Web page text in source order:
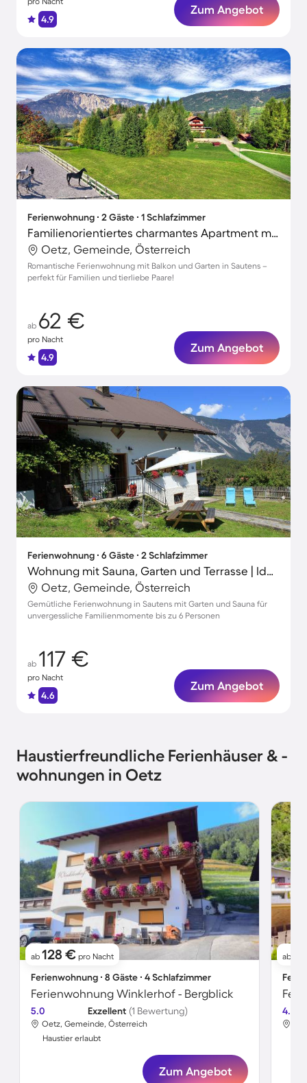
4.9
Zum Angebot
Ferienwohnung ∙ 2 Gäste ∙ 1 Schlafzimmer
Familienorientiertes charmantes Apartment mit Grill, Terrasse und Garten | Haustiere sind willkommen
Oetz, Gemeinde, Österreich
Romantische Ferienwohnung mit Balkon und Garten in Sautens –
perfekt für Familien und tierliebe Paare!
ab 62 €
pro Nacht
4.9
Zum Angebot
Ferienwohnung ∙ 6 Gäste ∙ 2 Schlafzimmer
Wohnung mit Sauna, Garten und Terrasse | Ideal für Homeoffice
Oetz, Gemeinde, Österreich
Gemütliche Ferienwohnung in Sautens mit Garten und Sauna für
unvergessliche Familienmomente bis zu 6 Personen
ab 117 €
pro Nacht
4.6
Zum Angebot
Haustierfreundliche Ferienhäuser & -
wohnungen in Oetz
ab 128 € pro Nacht
Ferienwohnung ∙ 8 Gäste ∙ 4 Schlafzimmer
Ferienwohnung Winklerhof - Bergblick
5.0 Exzellent (1 Bewertung)
Oetz, Gemeinde, Österreich
Haustier erlaubt
Zum Angebot
ab
4.7